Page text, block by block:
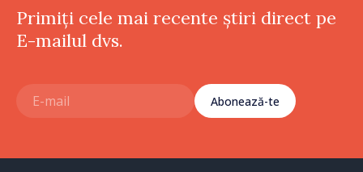
Primiți cele mai recente știri direct pe
E-mailul dvs.
Abonează-te